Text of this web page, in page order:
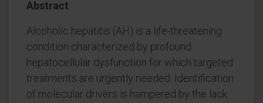
Abstract
Alcoholic hepatitis (AH) is a life-threatening
condition characterized by profound
hepatocellular dysfunction for which targeted
treatments are urgently needed. Identification
of molecular drivers is hampered by the lack